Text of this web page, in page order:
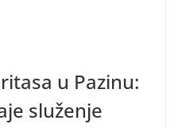
u Pazinu:
služenje